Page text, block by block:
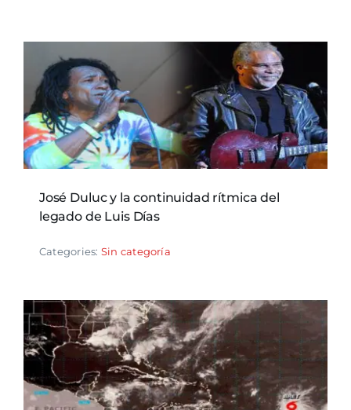
José Duluc y la continuidad rítmica del
legado de Luis Días
Categories: Sin categoría